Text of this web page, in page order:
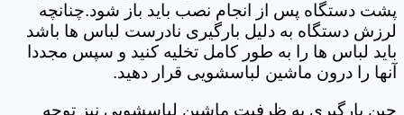
پشت دستگاه پس از انجام نصب باید باز شود.چنانچه
لرزش دستگاه به دلیل بارگیری نادرست لباس ها باشد
باید لباس ها را به طور کامل تخلیه کنید و سپس مجددا
آنها را درون ماشین لباسشویی قرار دهید.
حین بارگیری به ظرفیت ماشین لباسشویی نیز توجه